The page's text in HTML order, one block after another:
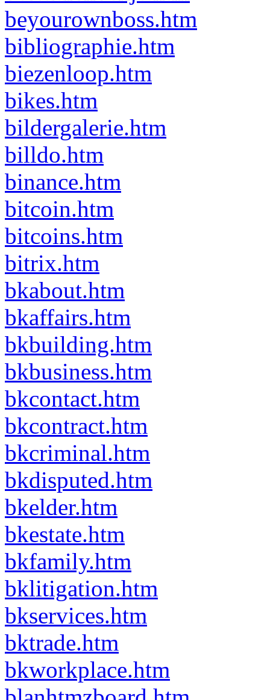
beyourownboss.htm
bibliographie.htm
biezenloop.htm
bikes.htm
bildergalerie.htm
billdo.htm
binance.htm
bitcoin.htm
bitcoins.htm
bitrix.htm
bkabout.htm
bkaffairs.htm
bkbuilding.htm
bkbusiness.htm
bkcontact.htm
bkcontract.htm
bkcriminal.htm
bkdisputed.htm
bkelder.htm
bkestate.htm
bkfamily.htm
bklitigation.htm
bkservices.htm
bktrade.htm
bkworkplace.htm